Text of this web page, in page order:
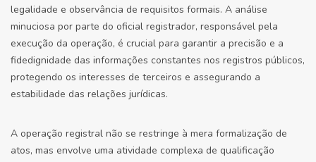
legalidade e observância de requisitos formais. A análise
minuciosa por parte do oficial registrador, responsável pela
execução da operação, é crucial para garantir a precisão e a
fidedignidade das informações constantes nos registros públicos,
protegendo os interesses de terceiros e assegurando a
estabilidade das relações jurídicas.
A operação registral não se restringe à mera formalização de
atos, mas envolve uma atividade complexa de qualificação